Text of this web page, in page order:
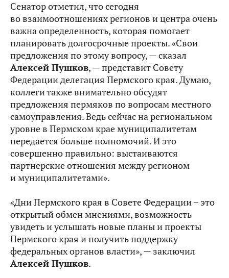
Сенатор отметил, что сегодня
во взаимоотношениях регионов и центра очень
важна определенность, которая помогает
планировать долгосрочные проекты. «Свои
предложения по этому вопросу, — сказал
Алексей Пушков, — представит Совету
Федерации делегация Пермского края. Думаю,
коллеги также внимательно обсудят
предложения пермяков по вопросам местного
самоуправления. Ведь сейчас на региональном
уровне в Пермском крае муниципалитетам
передается больше полномочий. И это
совершенно правильно: выстаиваются
партнерские отношения между регионом
и муниципалитетами».
«Дни Пермского края в Совете Федерации – это
открытый обмен мнениями, возможность
увидеть и услышать новые планы и проекты
Пермского края и получить поддержку
федеральных органов власти», — заключил
Алексей Пушков.